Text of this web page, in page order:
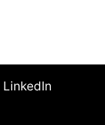
LinkedIn